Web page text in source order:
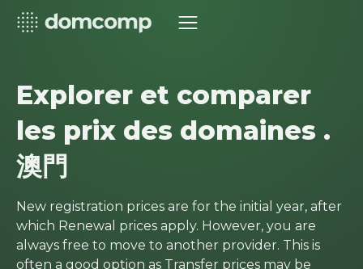
Explorer et comparer
les prix des domaines .
澳門
New registration prices are for the initial year, after
which Renewal prices apply. However, you are
always free to move to another provider. This is
often a good option as Transfer prices may be